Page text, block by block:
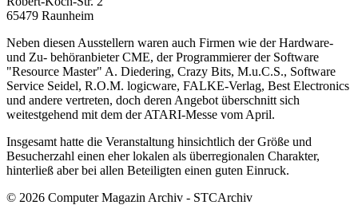
65479 Raunheim
Neben diesen Ausstellern waren auch Firmen wie der Hardware-
und Zu- behöranbieter CME, der Programmierer der Software
"Resource Master" A. Diedering, Crazy Bits, M.u.C.S., Software
Service Seidel, R.O.M. logicware, FALKE-Verlag, Best Electronics
und andere vertreten, doch deren Angebot überschnitt sich
weitestgehend mit dem der ATARI-Messe vom April.
Insgesamt hatte die Veranstaltung hinsichtlich der Größe und
Besucherzahl einen eher lokalen als überregionalen Charakter,
hinterließ aber bei allen Beteiligten einen guten Einruck.
© 2026 Computer Magazin Archiv - STCArchiv